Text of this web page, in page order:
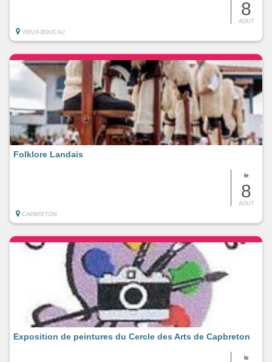
8
AOUT
VIEUX-BOUCAU
le
8
AOUT
Folklore Landais
CAPBRETON
le
Exposition de peintures du Cercle des Arts de Capbreton